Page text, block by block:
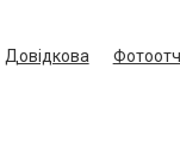
Довідкова